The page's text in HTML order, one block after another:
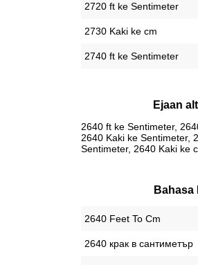
2720 ft ke Sentimeter
2730 Kaki ke cm
2740 ft ke Sentimeter
Ejaan
2640 ft ke Sentimeter,
2640 Kaki ke Sentimeter,
Sentimeter, 2640 Kaki ke
Bahasa
‎2640 Feet To Cm
‎2640 крак в сантиметър